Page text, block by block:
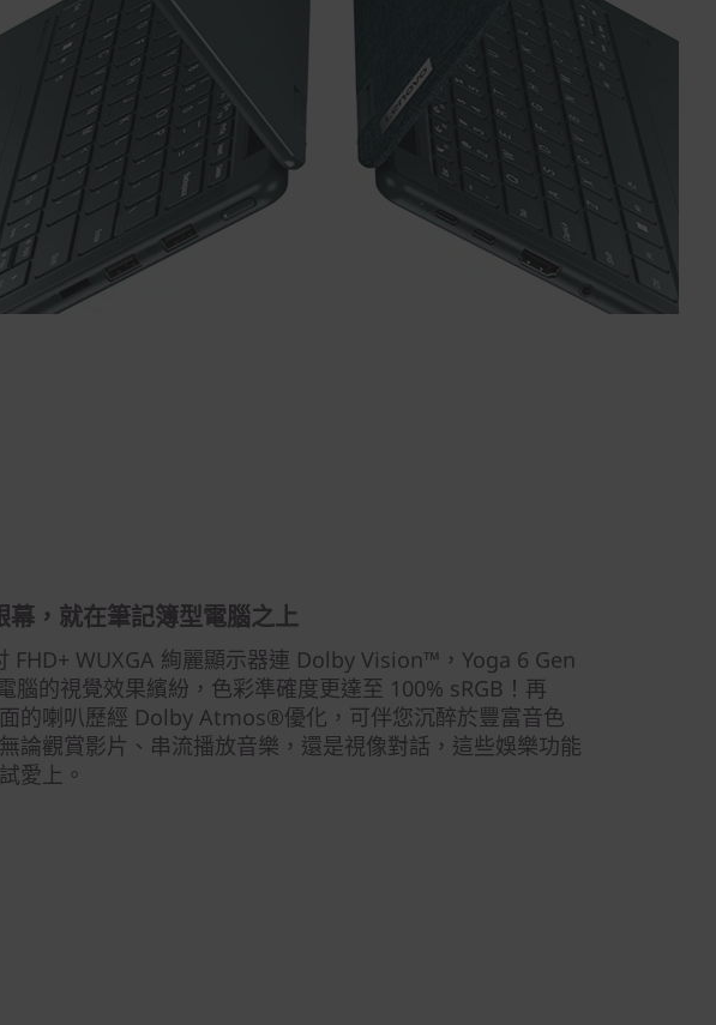
幕，就在筆記簿型電腦之上
FHD+ WUXGA 絢麗顯示器連 Dolby Vision™，Yoga 6 Gen
腦的視覺效果繽紛，色彩準確度更達至 100% sRGB！再
的喇叭歷經 Dolby Atmos®優化，可伴您沉醉於豐富音色
論觀賞影片、串流播放音樂，還是視像對話，這些娛樂功能
愛上。